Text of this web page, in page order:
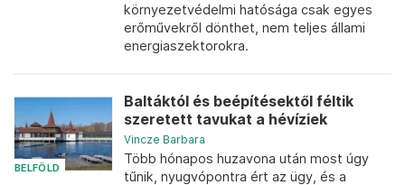
környezetvédelmi hatósága csak egyes
erőművekről dönthet, nem teljes állami
energiaszektorokra.
BELFÖLD
Baltáktól és beépítésektől féltik
szeretett tavukat a hévíziek
Vincze Barbara
Több hónapos huzavona után most úgy
tűnik, nyugvópontra ért az ügy, és a